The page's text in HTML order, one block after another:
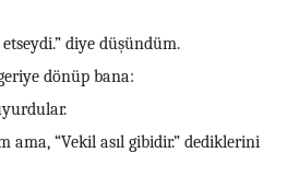
diye düşündüm.
dönüp bana:
ama, “Vekil asıl gibidir.” dediklerini